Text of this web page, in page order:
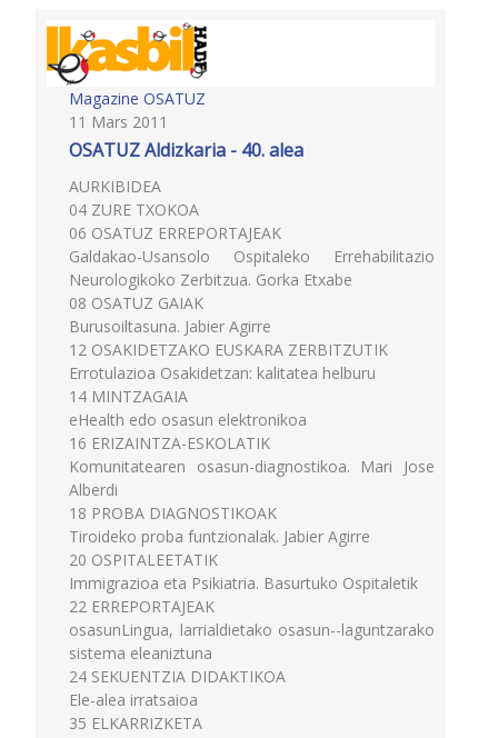
Magazine OSATUZ
11 Mars 2011
OSATUZ Aldizkaria - 40. alea
AURKIBIDEA
04 ZURE TXOKOA
06 OSATUZ ERREPORTAJEAK
Galdakao-Usansolo Ospitaleko Errehabilitazio
Neurologikoko Zerbitzua. Gorka Etxabe
08 OSATUZ GAIAK
Burusoiltasuna. Jabier Agirre
12 OSAKIDETZAKO EUSKARA ZERBITZUTIK
Errotulazioa Osakidetzan: kalitatea helburu
14 MINTZAGAIA
eHealth edo osasun elektronikoa
16 ERIZAINTZA-ESKOLATIK
Komunitatearen osasun-diagnostikoa. Mari Jose
Alberdi
18 PROBA DIAGNOSTIKOAK
Tiroideko proba funtzionalak. Jabier Agirre
20 OSPITALEETATIK
Immigrazioa eta Psikiatria. Basurtuko Ospitaletik
22 ERREPORTAJEAK
osasunLingua, larrialdietako osasun--laguntzarako
sistema eleaniztuna
24 SEKUENTZIA DIDAKTIKOA
Ele-alea irratsaioa
35 ELKARRIZKETA